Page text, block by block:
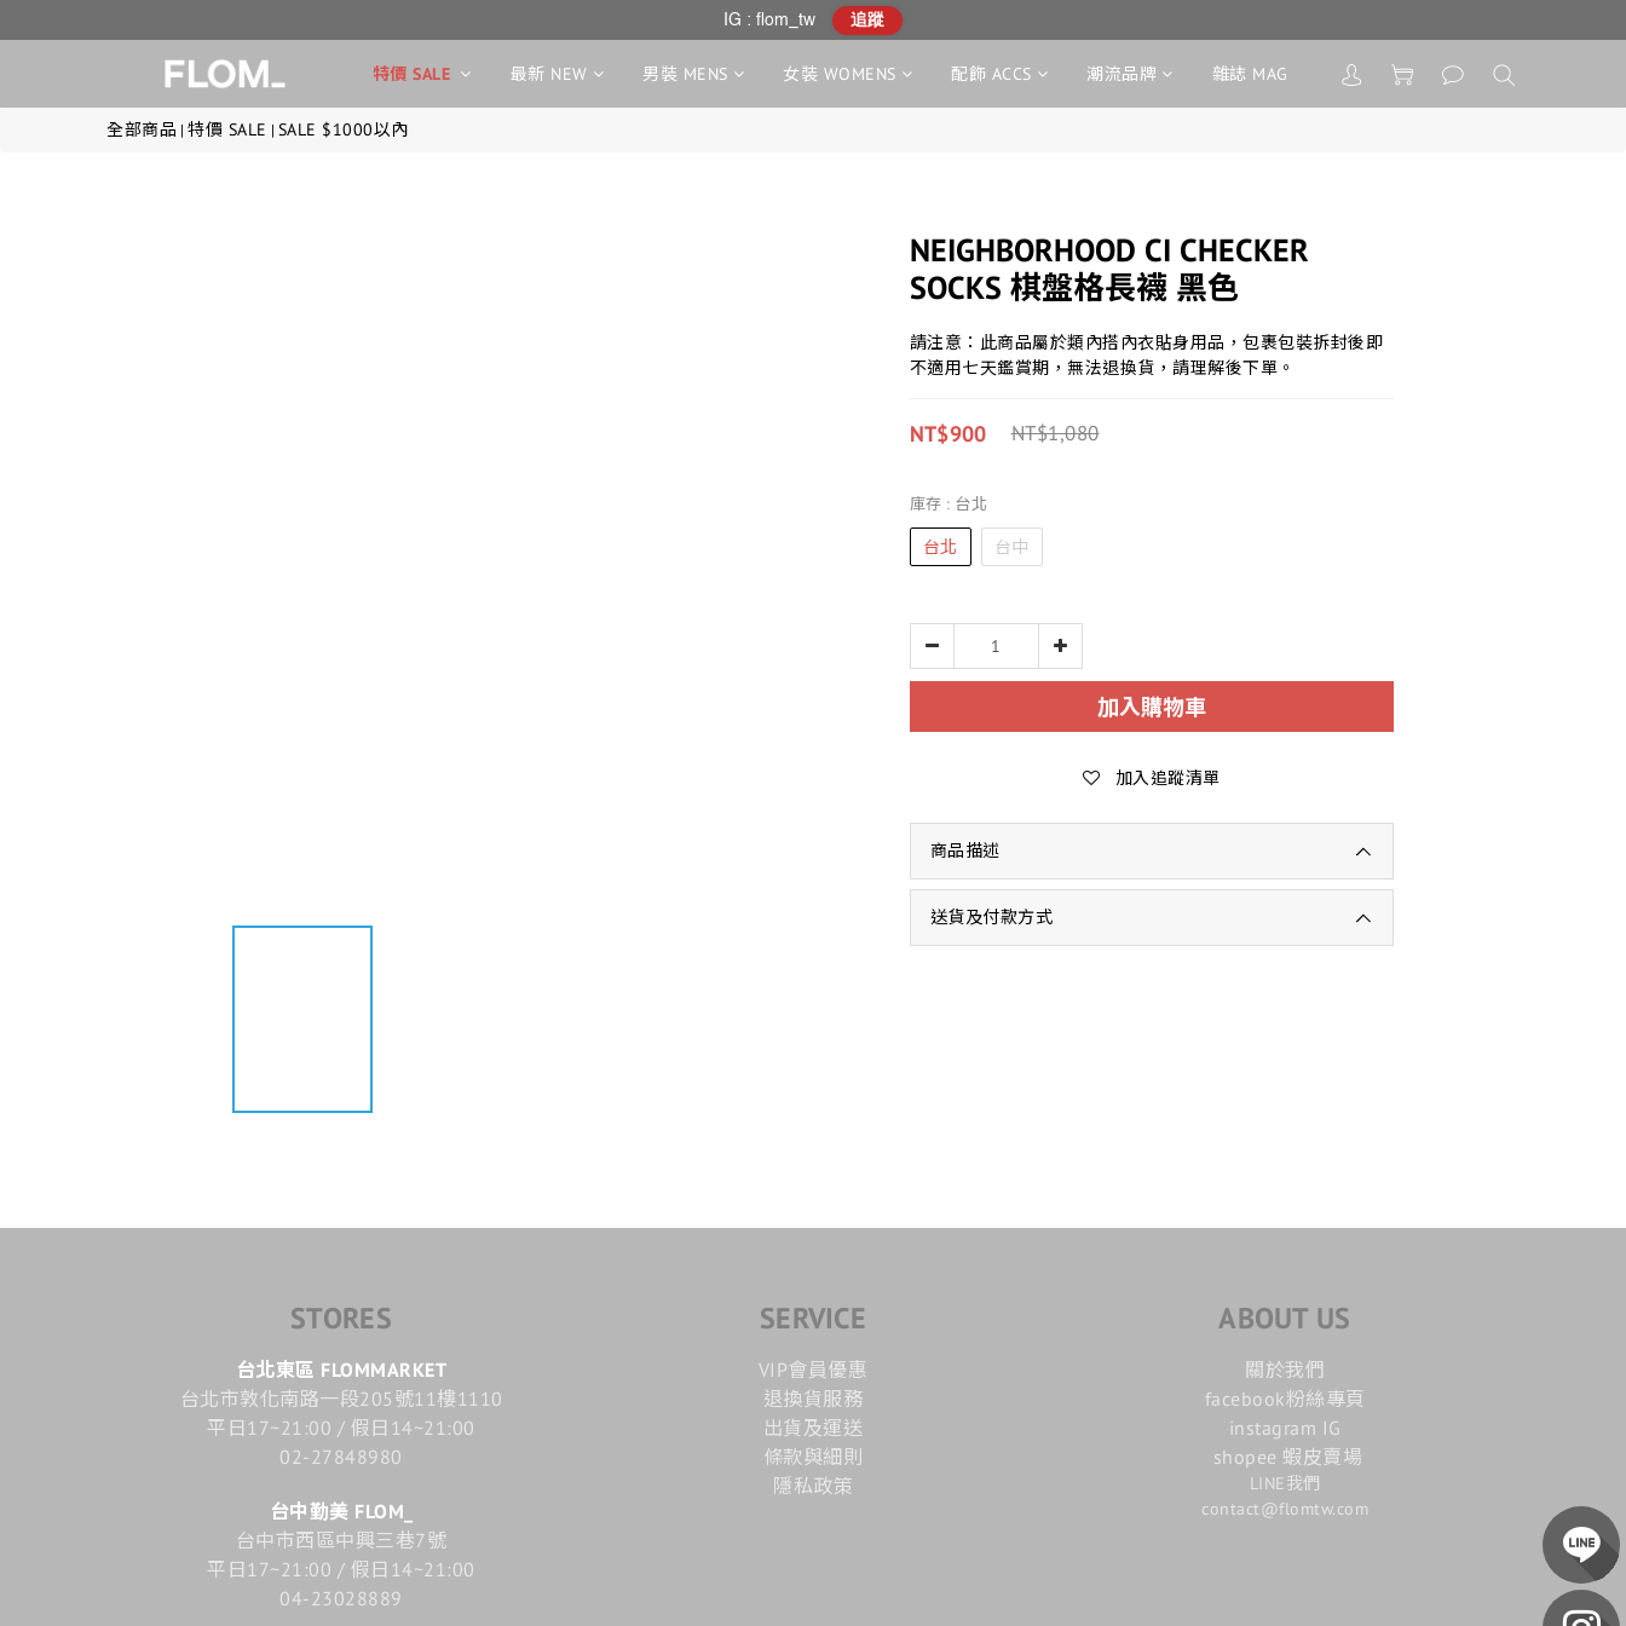
特價 SALE 最新 NEW 男裝 MENS 女裝 WOMENS 配飾 ACCS 潮流品牌 雜誌 MAG
全部商品 | 特價 SALE | SALE $1000以內
NEIGHBORHOOD CI CHECKER
SOCKS 棋盤格長襪 黑色
請注意：此商品屬於類內搭內衣貼身用品，包裹包裝拆封後即
不適用七天鑑賞期，無法退換貨，請理解後下單。
NT$900 NT$1,080
庫存 : 台北
台北 台中
加入購物車
加入追蹤清單
商品描述
送貨及付款方式
STORES
台北東區 FLOMMARKET
台北市敦化南路一段205號11樓1110
平日17~21:00 / 假日14~21:00
02-27848980
台中勤美 FLOM_
台中市西區中興三巷7號
平日17~21:00 / 假日14~21:00
04-23028889
SERVICE
VIP會員優惠
退換貨服務
出貨及運送
條款與細則
隱私政策
ABOUT US
關於我們
facebook粉絲專頁
instagram IG
shopee 蝦皮賣場
LINE我們
contact@flomtw.com
IG : flom_tw 追蹤